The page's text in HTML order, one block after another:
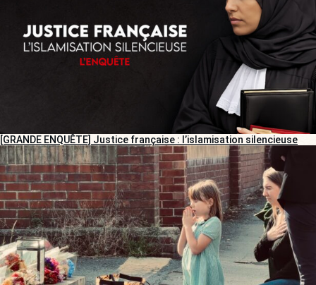
[GRANDE ENQUÊTE] Justice française : l’islamisation silencieuse